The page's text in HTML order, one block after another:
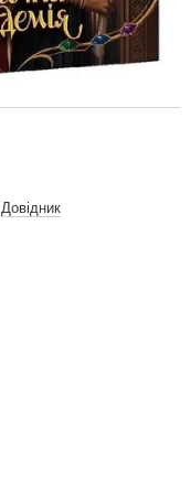
Довідник